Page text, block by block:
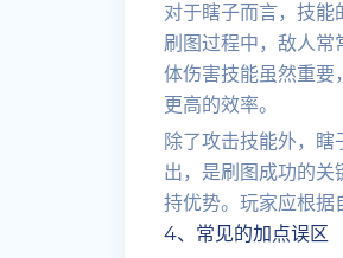
对于瞎子而言，技能
刷图过程中，敌人
体伤害技能虽然重要
更高的效率。
除了攻击技能外，
出，是刷图成功的
持优势。玩家应根据
4、常见的加点误区